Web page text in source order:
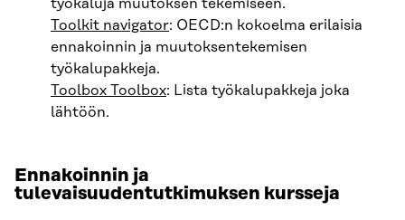
työkaluja muutoksen tekemiseen.
Toolkit navigator: OECD:n kokoelma erilaisia
ennakoinnin ja muutoksentekemisen
työkalupakkeja.
Toolbox Toolbox: Lista työkalupakkeja joka
lähtöön.
Ennakoinnin ja
tulevaisuudentutkimuksen kursseja